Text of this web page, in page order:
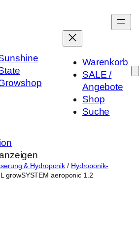
Warenkorb
SALE /
Angebote
Shop
Suche
& Hydroponik / Hydroponik-
growSYSTEM aeroponic 1.2